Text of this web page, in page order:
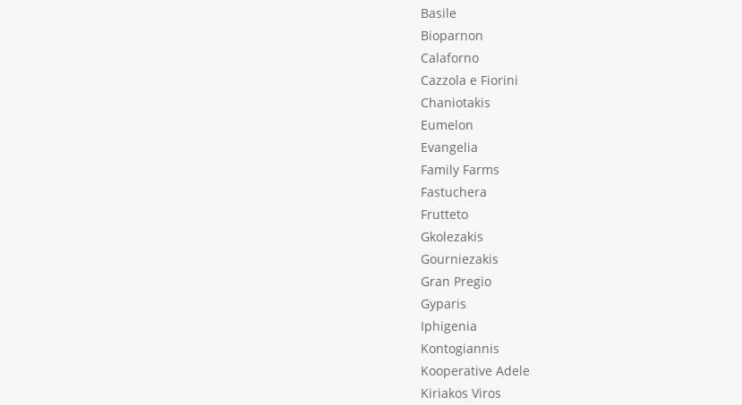
Basile
Bioparnon
Calaforno
Cazzola e Fiorini
Chaniotakis
Eumelon
Evangelia
Family Farms
Fastuchera
Frutteto
Gkolezakis
Gourniezakis
Gran Pregio
Gyparis
Iphigenia
Kontogiannis
Kooperative Adele
Kiriakos Viros